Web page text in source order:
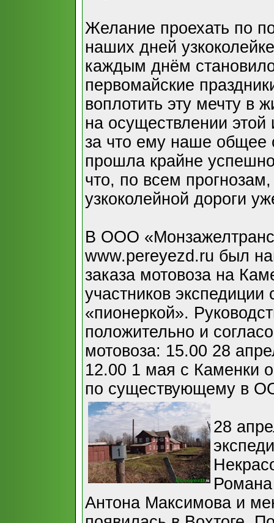
Желание проехать по
наших дней
каждым днём
первомайские
воплотить эту мечту в
на осуществлении
за что ему наше общее
прошла крайне
что, по всем
узкоколейной дороги
В ООО
www.pereyezd.ru был
заказа мотовоза на
участников
«пионеркой».
положительно и
мотовоза: 15.00 28
12.00 1 мая с Каменки
по существующему в
28
Антона Максимова и